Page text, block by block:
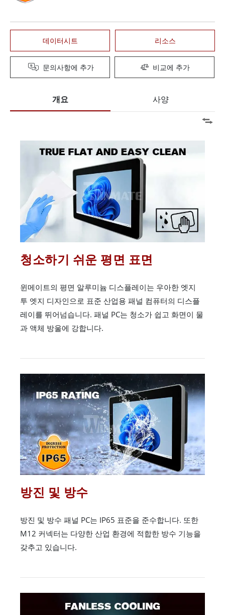
데이터시트 리소스
문의사항에 추가 비교에 추가
개요 사양
청소하기 쉬운 평면 표면
윈메이트의 평면 알루미늄 디스플레이는 우아한 엣지
투 엣지 디자인으로 표준 산업용 패널 컴퓨터의 디스플
레이를 뛰어넘습니다. 패널 PC는 청소가 쉽고 화면이 물
과 액체 방울에 강합니다.
방진 및 방수
방진 및 방수 패널 PC는 IP65 표준을 준수합니다. 또한
M12 커넥터는 다양한 산업 환경에 적합한 방수 기능을
갖추고 있습니다.